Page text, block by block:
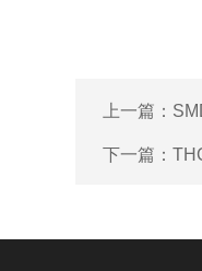
上一篇：
下一篇：